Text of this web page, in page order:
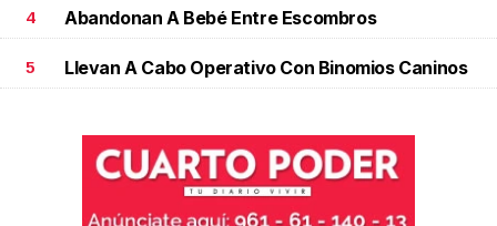
4 Abandonan A Bebé Entre Escombros
5 Llevan A Cabo Operativo Con Binomios Caninos